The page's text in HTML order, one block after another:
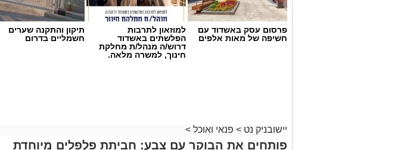
פרסום עסק באשדוד עם
חשיפה של מאות אלפים
למוזאון לתרבות
הפלשתים באשדוד
דרוש/ה מנהל/ת מחלקת
חינוך, למשרה מלאה.
תיקון והתקנה שערים
חשמליים בדרום
יישובניק נט > פנאי ואוכל >
פותחים את הבוקר עם צבע: חביתת פלפלים מיוחדת